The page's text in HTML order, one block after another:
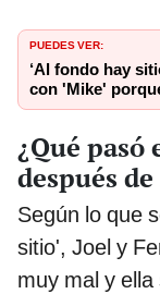
PUEDES VER:
‘Al fondo hay
con 'Mike'
¿Qué pasó
después
Según lo que
sitio', Joel y
muy mal y